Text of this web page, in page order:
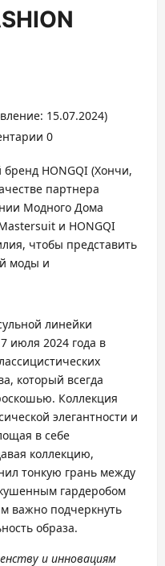
15.07.2024)
0
HONGQI (Хончи,
партнера
Модного Дома
и HONGQI
чтобы представить
моды и
линейки
июля 2024 года в
который всегда
Коллекция
элегантности и
в себе
коллекцию,
тонкую грань между
гардеробом
важно подчеркнуть
образа.
и инновациям